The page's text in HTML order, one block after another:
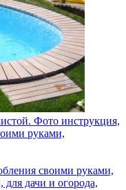
Фото инструкция,
руками,
своими руками,
дачи и огорода,